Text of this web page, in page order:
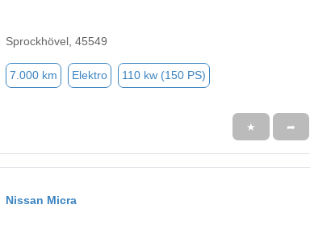
Sprockhövel, 45549
7.000 km Elektro 110 kw (150 PS)
★ ➦
Nissan Micra